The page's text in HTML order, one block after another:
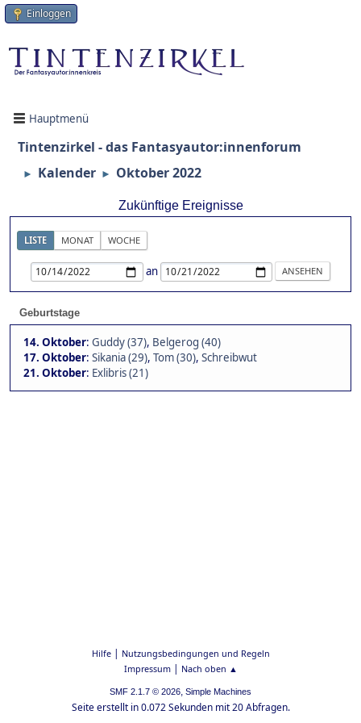
Einloggen
Hauptmenü
Tintenzirkel - das Fantasyautor:innenforum
► Kalender ► Oktober 2022
Zukünftige Ereignisse
LISTE MONAT WOCHE
an
Geburtstage
14. Oktober: Guddy (37), Belgerog (40)
17. Oktober: Sikania (29), Tom (30), Schreibwut
21. Oktober: Exlibris (21)
Hilfe| Nutzungsbedingungen und Regeln
Impressum| Nach oben ▲
SMF 2.1.7 © 2026, Simple Machines
Seite erstellt in 0.072 Sekunden mit 20 Abfragen.